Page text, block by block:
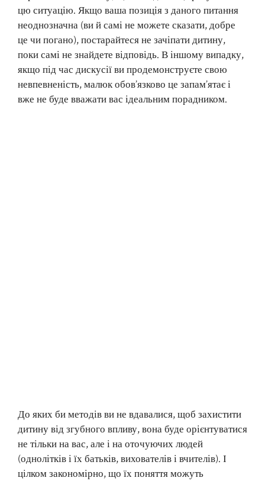
цю ситуацію. Якщо ваша позиція з даного питання
неоднозначна (ви й самі не можете сказати, добре
це чи погано), постарайтеся не зачіпати дитину,
поки самі не знайдете відповідь. В іншому випадку,
якщо під час дискусії ви продемонструєте свою
невпевненість, малюк обов’язково це запам’ятає і
вже не буде вважати вас ідеальним порадником.
До яких би методів ви не вдавалися, щоб захистити
дитину від згубного впливу, вона буде орієнтуватися
не тільки на вас, але і на оточуючих людей
(однолітків і їх батьків, вихователів і вчителів). І
цілком закономірно, що їх поняття можуть